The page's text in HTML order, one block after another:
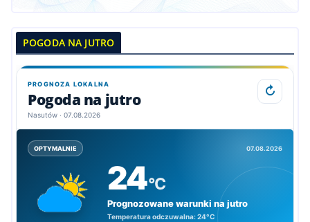
POGODA NA JUTRO
PROGNOZA LOKALNA
Pogoda na jutro
Nasutów · 07.08.2026
↻
OPTYMALNIE 07.08.2026
24°C
Prognozowane warunki na jutro
Temperatura odczuwalna:24°C